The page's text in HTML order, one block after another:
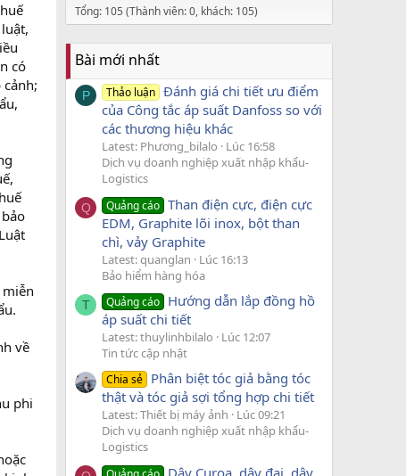
có
về
phi
Tổng: 105 (Thành viên: 0, khách: 105)
Bài mới nhất
P Thảo luận Đánh giá chi tiết ưu điểm
của Công tắc áp suất Danfoss so với
các thương hiệu khác
Latest: Phương_bilalo
Lúc 16:58
Dịch vụ doanh nghiệp xuất nhập khẩu-
Logistics
Q Quảng cáo Than điện cực, điện cực
EDM, Graphite lõi inox, bột than
chì, vảy Graphite
Latest: quanglan
Lúc 16:13
Bảo hiểm hàng hóa
T Quảng cáo Hướng dẫn lắp đồng hồ
áp suất chi tiết
Latest: thuylinhbilalo
Lúc 12:07
Tin tức cập nhật
Chia sẻ Phân biệt tóc giả bằng tóc
thật và tóc giả sợi tổng hợp chi tiết
Latest: Thiết bị máy ảnh
Lúc 09:21
Dịch vụ doanh nghiệp xuất nhập khẩu-
Logistics
Dây Curoa, dây đai, dây